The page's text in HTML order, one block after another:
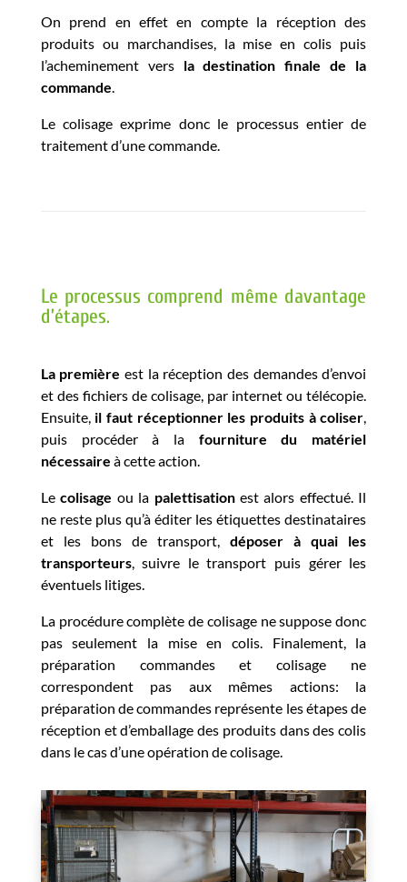
On prend en effet en compte la réception des
produits ou marchandises, la mise en colis puis
l’acheminement vers la destination finale de la
commande.
Le colisage exprime donc le processus entier de
traitement d’une commande.
Le processus comprend même davantage
d’étapes.
La première est la réception des demandes d’envoi
et des fichiers de colisage, par internet ou télécopie.
Ensuite, il faut réceptionner les produits à coliser,
puis procéder à la fourniture du matériel
nécessaire à cette action.
Lecolisage ou la palettisationest alors effectué. Il
ne reste plus qu’à éditer les étiquettes destinataires
et les bons de transport,déposer à quai les
transporteurs, suivre le transport puis gérer les
éventuels litiges.
La procédure complète de colisage ne suppose donc
pas seulement la mise en colis. Finalement, la
préparation commandes et colisage ne
correspondent pas aux mêmes actions: la
préparation de commandes représente les étapes de
réception et d’emballage des produits dans des colis
dans le cas d’une opération de colisage.